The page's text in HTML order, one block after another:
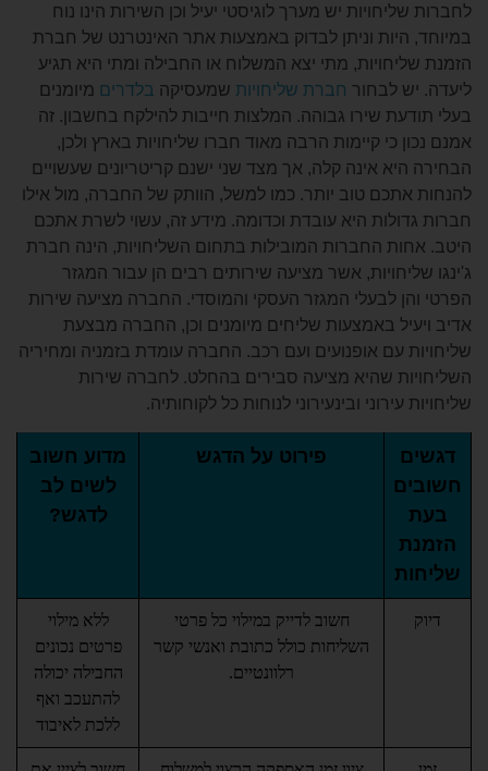
יש מערך לוגיסטי יעיל וכן השירות הינו נוח
וניתן לבדוק באמצעות אתר האינטרנט של חברת
מתי יצא המשלוח או החבילה ומתי היא תגיע
לבחורחברת שליחויותשמעסיקה בלדריםמיומנים
שירו גבוהה. המלצות חייבות להילקח בחשבון. זה
כי קיימות הרבה מאוד חברו שליחויות בארץ ולכן,
אינה קלה, אך מצד שני ישנם קריטריונים שעשויים
טוב יותר. כמו למשל, הוותק של החברה, מול אילו
היא עובדת וכדומה. מידע זה, עשוי לשרת אתכם
החברות המובילות בתחום השליחויות, הינה חברת
אשר מציעה שירותים רבים הן עבור המגזר
לבעלי המגזר העסקי והמוסדי. החברה מציעה שירות
באמצעות שליחים מיומנים וכן, החברה מבצעת
עם אופנועים ועם רכב. החברה עומדת בזמניה ומחיריה
שהיא מציעה סבירים בהחלט. לחברה שירות
ובינעירוני לנוחות כל לקוחותיה.
פירוט על הדגש
מדוע חשוב
חשוב לדייק במילוי כל פרטי
השליחות כולל כתובת ואנשי קשר
ללא מילוי
פרטים נכונים
החבילה יכולה
להתעכב ואף
ללכת לאיבוד